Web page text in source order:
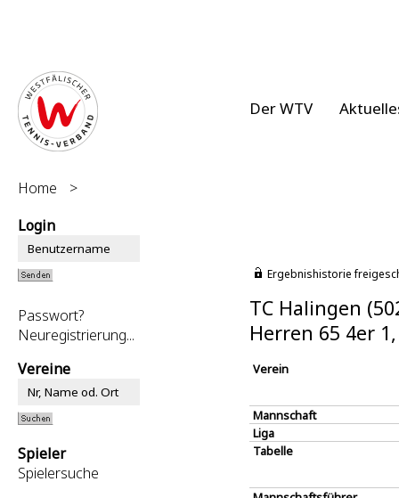
Der WTV
Home
>
Login
Passwort?
Neuregistrierung...
Vereine
Spieler
Spielersuche
Ergebnishistorie
TC Halingen
Herren 65 4er
Verein
Mannschaft
Liga
Tabelle